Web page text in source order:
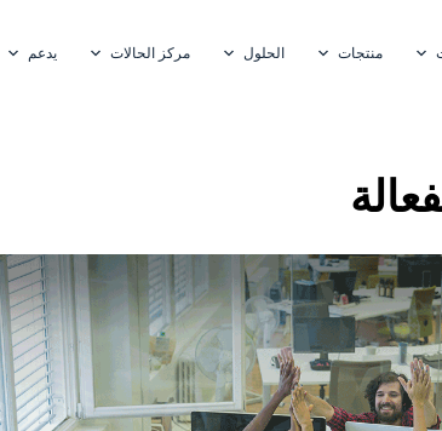
منتجات الحلول مركز الحالات يدعم